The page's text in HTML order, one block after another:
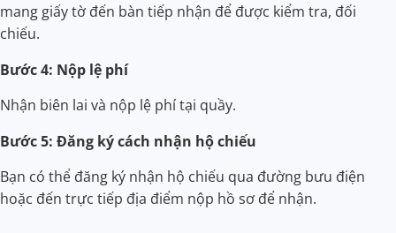
mang giấy tờ đến bàn tiếp nhận để được kiểm tra, đối
chiếu.
Bước 4: Nộp lệ phí
Nhận biên lai và nộp lệ phí tại quầy.
Bước 5: Đăng ký cách nhận hộ chiếu
Bạn có thể đăng ký nhận hộ chiếu qua đường bưu điện
hoặc đến trực tiếp địa điểm nộp hồ sơ để nhận.